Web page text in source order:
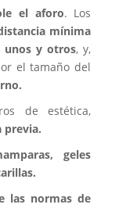
el aforo. Los
mínima
unos y otros, y,
el tamaño del
de estética,
previa.
geles
las normas de